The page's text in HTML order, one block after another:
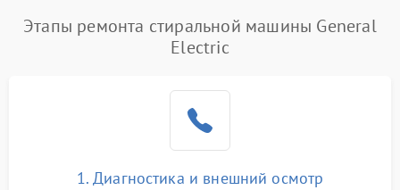
Этапы ремонта стиральной машины General
Electric
1. Диагностика и внешний осмотр